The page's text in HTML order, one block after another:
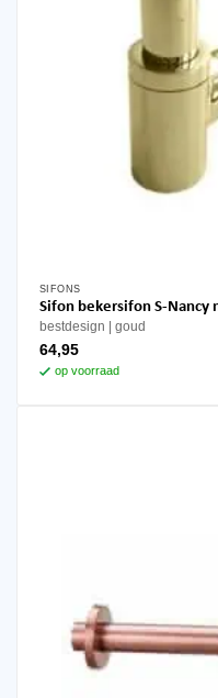
SIFONS
Sifon bekersifon S-Nancy
bestdesign goud
64,95
op voorraad